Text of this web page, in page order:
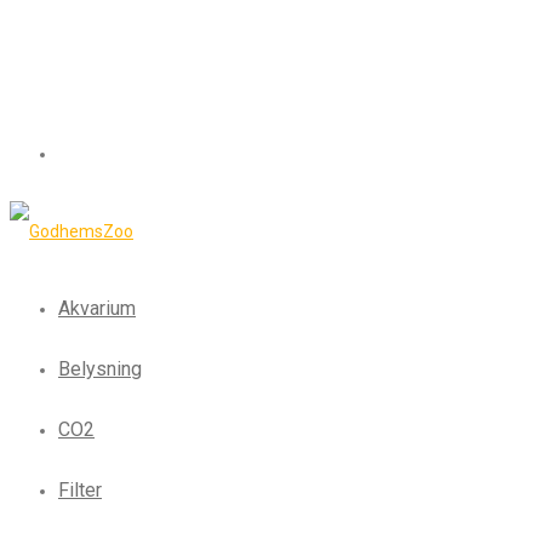
Akvarium
Belysning
CO2
Filter